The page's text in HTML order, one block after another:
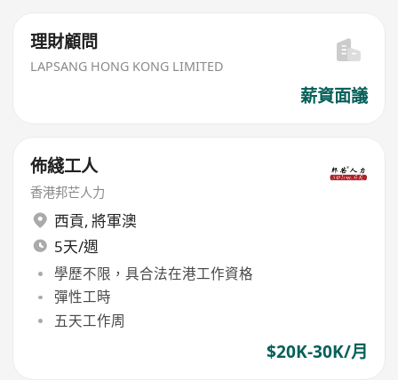
理財顧問
LAPSANG HONG KONG LIMITED
薪資面議
佈綫工人
香港邦芒人力
西貢, 將軍澳
5天/週
學歷不限，具合法在港工作資格
彈性工時
五天工作周
$20K-30K/月